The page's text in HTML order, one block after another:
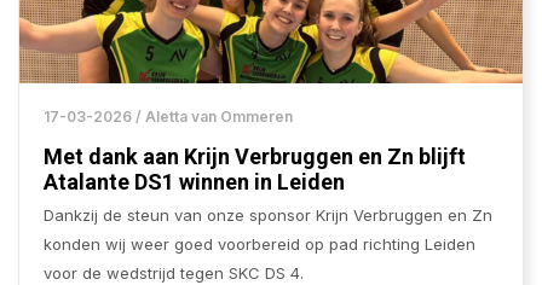
17-03-2026 / Aletta van Ommeren
Met dank aan Krijn Verbruggen en Zn blijft
Atalante DS1 winnen in Leiden
Dankzij de steun van onze sponsor Krijn Verbruggen en Zn
konden wij weer goed voorbereid op pad richting Leiden
voor de wedstrijd tegen SKC DS 4.